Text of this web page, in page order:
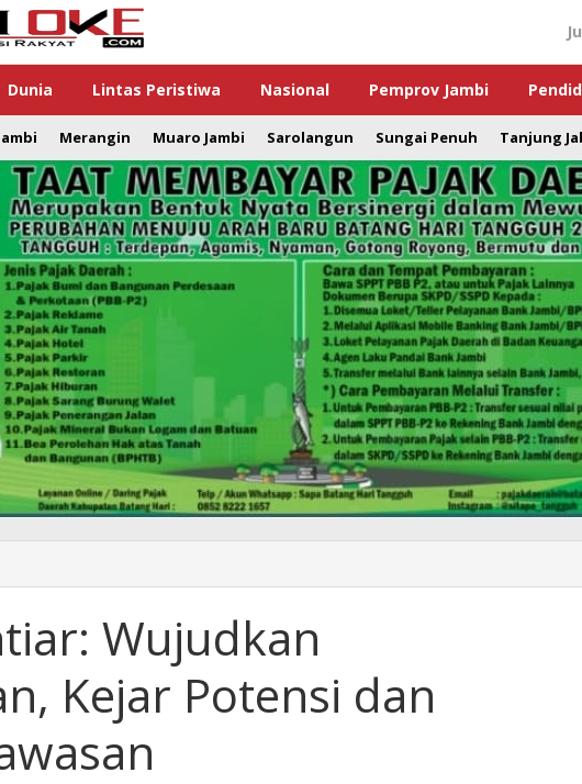
Dunia Lintas Peristiwa Nasional Pemprov Jambi
Merangin Muaro Jambi Sarolangun Sungai Penuh Tanjung
Wujudkan
Kejar Potensi dan